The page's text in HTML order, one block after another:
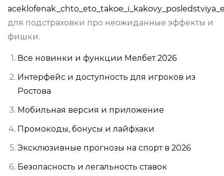
для подстраховки про неожиданные эффекты и
фишки.
Все новинки и функции Мелбет 2026
Интерфейс и доступность для игроков из
Ростова
Мобильная версия и приложение
Промокоды, бонусы и лайфхаки
Эксклюзивные прогнозы на спорт в 2026
Безопасность и легальность ставок